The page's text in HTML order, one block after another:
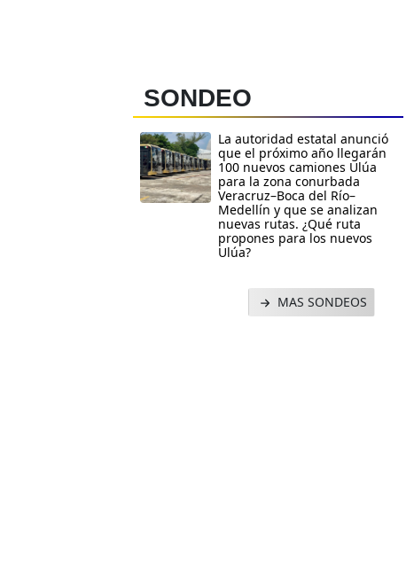
SONDEO
La autoridad estatal anunció
que el próximo año llegarán
100 nuevos camiones Ulúa
para la zona conurbada
Veracruz–Boca del Río–
Medellín y que se analizan
nuevas rutas. ¿Qué ruta
propones para los nuevos
Ulúa?
MAS SONDEOS